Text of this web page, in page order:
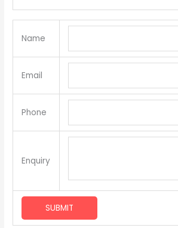
Name
Email
Phone
Enquiry